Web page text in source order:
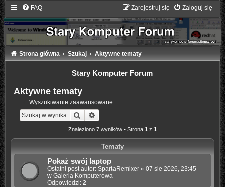
FAQ Zaloguj się
Zarejestruj się
Strona główna Szukaj Aktywne tematy
Stary Komputer Forum
Aktywne tematy
Wyszukiwanie zaawansowane
Szukaj
Znaleziono 7 wyników • Strona 1 z 1
Tematy
Pokaż swój laptop
Ostatni post autor: SpartaRemixer« 07 sie 2026, 23:45
w Galeria Komputerowa
Odpowiedzi: 2